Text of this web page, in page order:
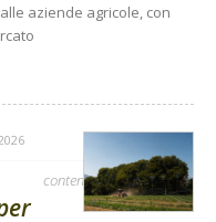
aziende agricole, con
contenuto sponsorizzato